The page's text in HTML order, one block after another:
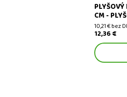
CM -
10,21 € bez
12,36 €